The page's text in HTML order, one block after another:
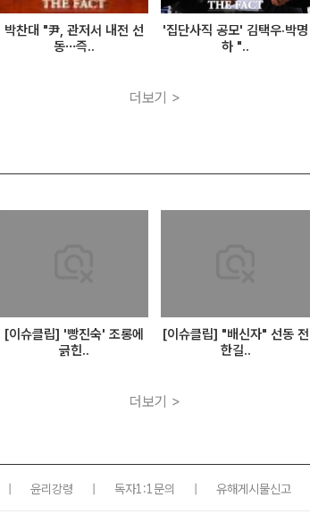
박찬대 "尹, 관저서 내전 선
동…즉..
'집단사직 공모' 김택우·박명
하 "..
더보기 >
[이슈클립] '빵진숙' 조롱에
긁힌..
[이슈클립] "배신자" 선동 전
한길..
더보기 >
윤리강령 독자1:1문의 유해게시물신고